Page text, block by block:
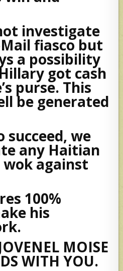
investigate
fiasco but
a possibility
got cash
purse. This
be generated
succeed, we
any Haitian
against
100%
his
MOISE
WITH YOU.